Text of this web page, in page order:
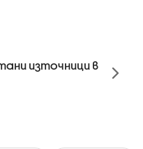
източници в